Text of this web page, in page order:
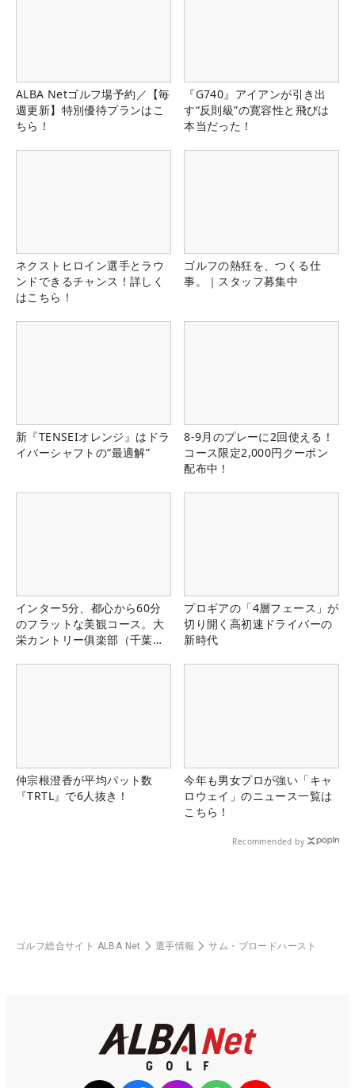
ALBA Netゴルフ場予約／【毎
週更新】特別優待プランはこ
ちら！
『G740』アイアンが引き出
す“反則級”の寛容性と飛びは
本当だった！
ネクストヒロイン選手とラウ
ンドできるチャンス！詳しく
はこちら！
ゴルフの熱狂を、つくる仕
事。｜スタッフ募集中
新『TENSEIオレンジ』はドラ
イバーシャフトの“最適解”
8-9月のプレーに2回使える！
コース限定2,000円クーポン
配布中！
インター5分、都心から60分
のフラットな美観コース。大
栄カントリー俱楽部（千葉
プロギアの「4層フェース」が
切り開く高初速ドライバーの
新時代
仲宗根澄香が平均パット数
『TRTL』で6人抜き！
今年も男女プロが強い「キャ
ロウェイ」のニュース一覧は
こちら！
Recommended by
ゴルフ総合サイト ALBA Net 選手情報 サム・ブロードハースト